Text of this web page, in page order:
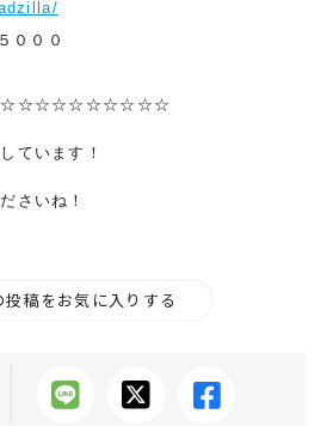
０００
ています！
さいね！
投稿をお気に入りする